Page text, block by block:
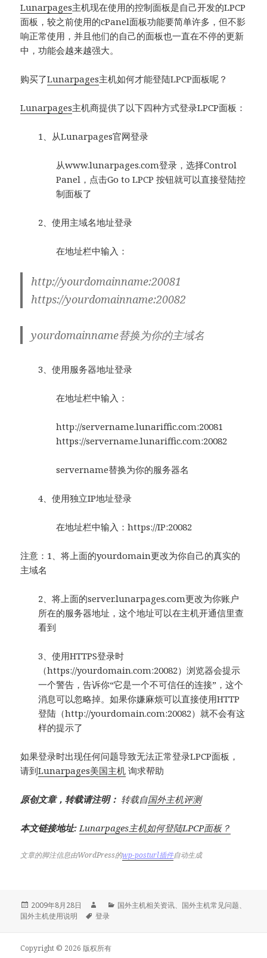
Lunarpages主机现在使用的控制面板是自己开发的LPCP
面板，较之前使用的cPanel面板功能要简单许多，但不影
响正常使用，并且他们的自己的面板也一直在不停的更新
中，功能会越来越强大。
购买了Lunarpages主机如何才能登陆LPCP面板呢？
Lunarpages主机商提供了以下四种方式登录LPCP面板：
1、从Lunarpages官网登录
从www.lunarpages.com登录，选择Control
Panel，点击Go to LPCP 按钮就可以直接登陆控
制面板了
2、使用主域名地址登录
在地址栏中输入：
http://yourdomainname:20081
https://yourdomainname:20082
yourdomainname替换为你的主域名
3、使用服务器地址登录
在地址栏中输入：
http://servername.lunariffic.com:20081
https://servername.lunariffic.com:20082
servername替换为你的服务器名
4、使用独立IP地址登录
在地址栏中输入：https://IP:20082
注意：1、将上面的yourdomain更改为你自己的真实的
主域名
2、将上面的server.lunarpages.com更改为你账户
所在的服务器地址，这个地址可以在主机开通信里查
看到
3、使用HTTPS登录时
（https://yourdomain.com:20082）浏览器会提示
一个警告，告诉你“它是一个不可信任的连接”，这个
消息可以忽略掉。如果你嫌麻烦可以直接使用HTTP
登陆（http://yourdomain.com:20082）就不会有这
样的提示了
如果登录时出现任何问题导致无法正常登录LPCP面板，
请到Lunarpages美国主机 询求帮助
原创文章，转载请注明： 转载自国外主机评测
本文链接地址: Lunarpages主机如何登陆LPCP面板？
文章的脚注信息由WordPress的wp-posturl插件自动生成
发
布
2009年8月28日
者
分
国外主机相关资讯、 国外主机常见问题、
国外主机使用说明
标
登录
Copyright © 2026 版权所有